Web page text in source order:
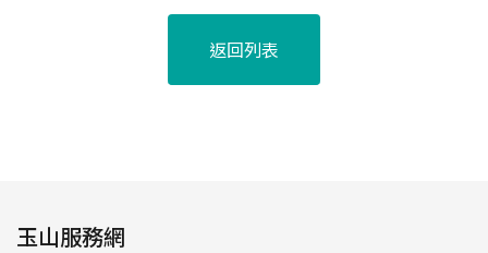
返回列表
玉山服務網